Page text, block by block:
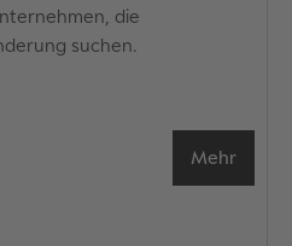
die
suchen.
Mehr